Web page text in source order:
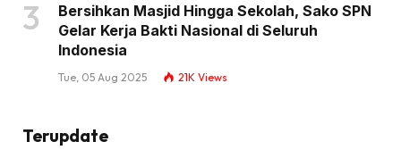
Bersihkan Masjid Hingga Sekolah, Sako SPN
Gelar Kerja Bakti Nasional di Seluruh
Indonesia
Tue, 05 Aug 2025 21K Views
Terupdate